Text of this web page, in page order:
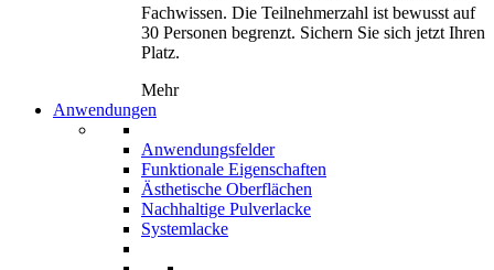
Fachwissen. Die Teilnehmerzahl ist bewusst auf
30 Personen begrenzt. Sichern Sie sich jetzt Ihren
Platz.
Mehr
Anwendungen
Anwendungsfelder
Funktionale Eigenschaften
Ästhetische Oberflächen
Nachhaltige Pulverlacke
Systemlacke